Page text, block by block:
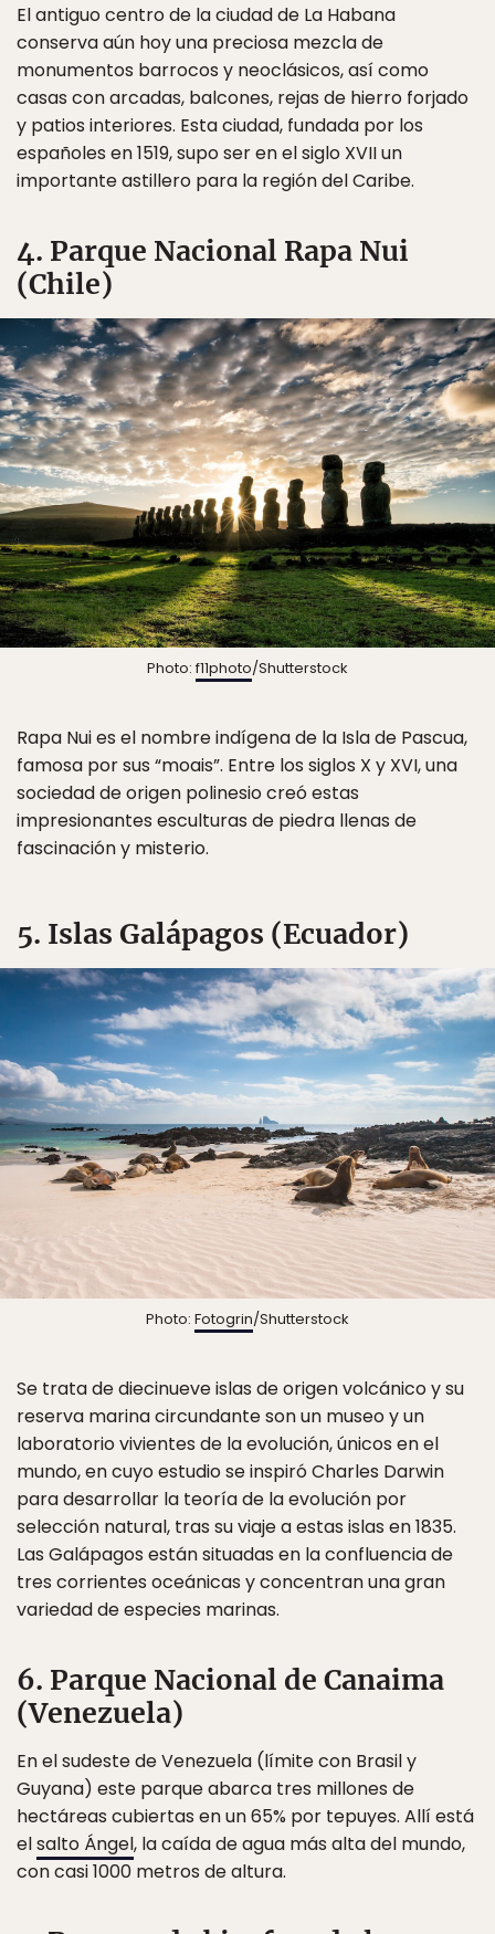
El antiguo centro de la ciudad de La Habana
conserva aún hoy una preciosa mezcla de
monumentos barrocos y neoclásicos, así como
casas con arcadas, balcones, rejas de hierro forjado
y patios interiores. Esta ciudad, fundada por los
españoles en 1519, supo ser en el siglo XVII un
importante astillero para la región del Caribe.
4. Parque Nacional Rapa Nui
(Chile)
Photo:f11photo/Shutterstock
Rapa Nui es el nombre indígena de la Isla de Pascua,
famosa por sus “moais”. Entre los siglos X y XVI, una
sociedad de origen polinesio creó estas
impresionantes esculturas de piedra llenas de
fascinación y misterio.
5. Islas Galápagos (Ecuador)
Photo: Fotogrin/Shutterstock
Se trata de diecinueve islas de origen volcánico y su
reserva marina circundante son un museo y un
laboratorio vivientes de la evolución, únicos en el
mundo, en cuyo estudio se inspiró Charles Darwin
para desarrollar la teoría de la evolución por
selección natural, tras su viaje a estas islas en 1835.
Las Galápagos están situadas en la confluencia de
tres corrientes oceánicas y concentran una gran
variedad de especies marinas.
6. Parque Nacional de Canaima
(Venezuela)
En el sudeste de Venezuela (límite con Brasil y
Guyana) este parque abarca tres millones de
hectáreas cubiertas en un 65% por tepuyes. Allí está
elsalto Ángel, la caída de agua más alta del mundo,
con casi 1000 metros de altura.